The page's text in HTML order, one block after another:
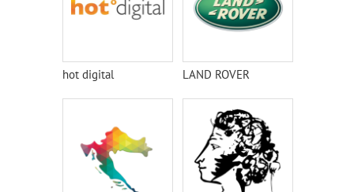
hot digital LAND ROVER